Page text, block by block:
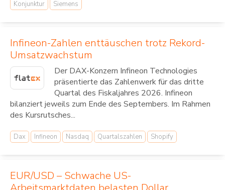
Konjunktur
Siemens
Infineon-Zahlen enttäuschen trotz Rekord-
Umsatzwachstum
Der DAX-Konzern Infineon Technologies
präsentierte das Zahlenwerk für das dritte
Quartal des Fiskaljahres 2026. Infineon
bilanziert jeweils zum Ende des Septembers. Im Rahmen
des Kursrutsches...
Dax Infineon Nasdaq Quartalszahlen Shopify
EUR/USD – Schwache US-